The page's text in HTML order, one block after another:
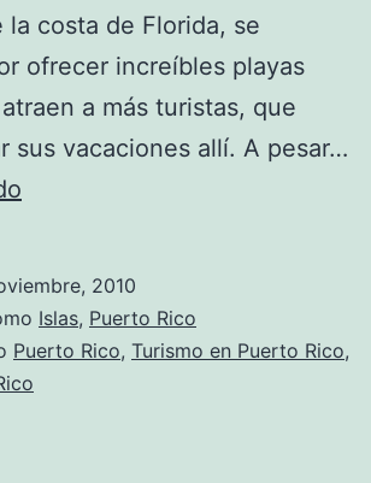
la costa de Florida, se
ofrecer increíbles playas
a más turistas, que
sus vacaciones allí. A pesar…
Una
isla
muy
2010
Islas, Puerto Rico
Puerto Rico, Turismo en Puerto Rico,